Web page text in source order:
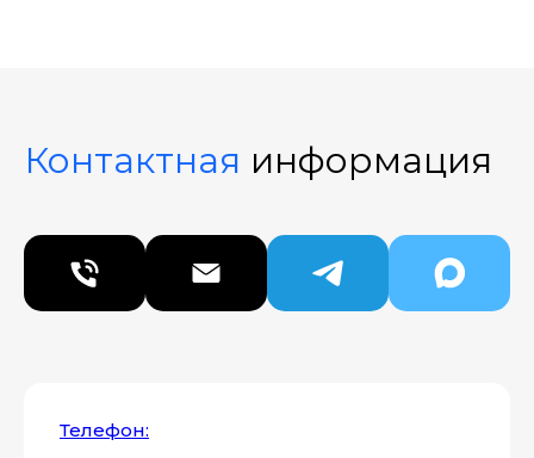
Контактная информация
Телефон: